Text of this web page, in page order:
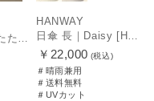
【晴雨兼用折りたたみ日傘】ハンウェイ (HANWAY) Socal Gir（ソーカル・ガール） 暑さ対策、紫外線対策、親骨：～50cm 雨の日OK 遮光 UV 晴雨兼用
HANWAY
￥22,000 (税込)
＃晴雨兼用
＃送料無料
＃UVカット